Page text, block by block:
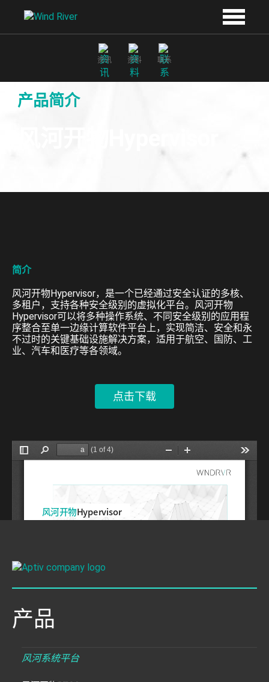
资讯 资料 联系
产品简介
简介
风河开物Hypervisor，是一个已经通过安全认证的多核、
多租户，支持各种安全级别的虚拟化平台。风河开物
Hypervisor可以将多种操作系统、不同安全级别的应用程
序整合至单一边缘计算软件平台上，实现简洁、安全和永
不过时的关键基础设施解决方案，适用于航空、国防、工
业、汽车和医疗等各领域。
点击下载
产品
风河系统平台